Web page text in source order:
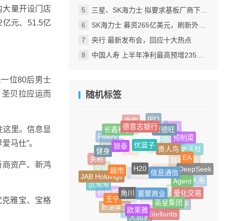
大量开设门店
元、51.5亿
位80后男士
贝拉应运而
里。信息显
马仕”。
资产、新鸿
雅宝、宝格
三星、SK海力士 拟要求基板厂商下半年降价
SK海力士 募资265亿美元，刷新外国企业赴美IPO纪录
央行 最新发布会，回应十大热点
中国人寿 上半年净利最高预增235%，刷新纪录
随机标签
文远知行
日化
寺库
IPO
传音
孙正义
助贷
卡牌
Cruise
Fiserv
长鑫科技
德意志银行曹德旺
预制菜
史玉柱
联合利华
红杉中国
中铁信托
马未都
华谊
关税
健身
银泰 优篮子
贵人鸟
EA
DeepSeek
幸福人寿
零食
马瑞利
外汇
杨植麟
京淘淘
JAB Holdings
超市
H20
信息通信
Agent
量化交易
赤坂亭
美股
特朗普
新湖集团
王宁
角川 寰聚商业
英皇集团
Stellantis
大润发
欧莱雅